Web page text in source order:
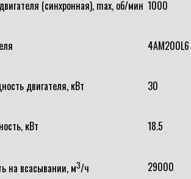
(синхронная), max, об/мин 1000
4АМ200L6
двигателя, кВт 30
кВт 18.5
на всасывании, м3/ч 29000